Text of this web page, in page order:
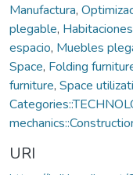
Manufactura,
plegable,
espacio, Muebles
Space, Folding
furniture, Space
URI